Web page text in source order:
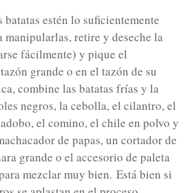
batatas estén lo suficientemente
manipularlas, retire y deseche la
fácilmente) y pique el
grande o en el tazón de su
combine las batatas frías y la
negros, la cebolla, el cilantro, el
el comino, el chile en polvo y
de papas, un cortador de
grande o el accesorio de paleta
mezclar muy bien. Está bien si